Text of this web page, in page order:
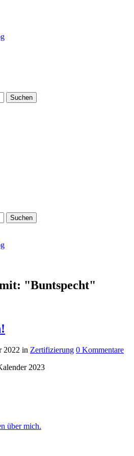
"Buntspecht"
2022 in Zertifizierung 0 Kommentare
2023
über mich.